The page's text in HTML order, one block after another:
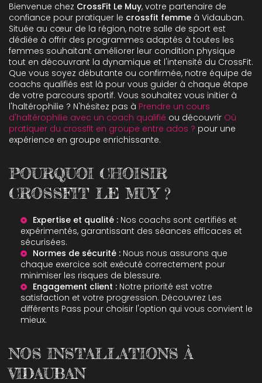
Bienvenue chez CrossFit Le Muy, votre partenaire de
confiance pour pratiquer le crossfit femme à Vidauban.
Située au cœur de la région, notre salle de sport est
dédiée à offrir des programmes adaptés à toutes les
femmes souhaitant améliorer leur condition physique
tout en découvrant la dynamique et l'intensité du CrossFit.
Que vous soyez débutante ou confirmée, notre équipe de
coachs qualifiés est là pour vous guider à chaque étape
de votre parcours sportif. Vous souhaitez vous initier à
l'haltérophilie ? N'hésitez pas à Prendre un cours
d'haltérophilie avec un coach qualifié ou découvrir Où
pratiquer du crossfit en groupe entre ados ? pour une
expérience en groupe enrichissante.
POURQUOI CHOISIR
CROSSFIT LE MUY ?
Expertise et qualité : Nos coachs sont certifiés et
expérimentés, garantissant des séances efficaces et
sécurisées.
Normes de sécurité : Nous nous assurons que
chaque exercice soit exécuté correctement pour
minimiser les risques de blessure.
Engagement client : Notre priorité est votre
satisfaction et votre progression. Découvrez Les
différents Pass pour choisir l'option qui vous convient le
mieux.
NOS INSTALLATIONS À
VIDAUBAN